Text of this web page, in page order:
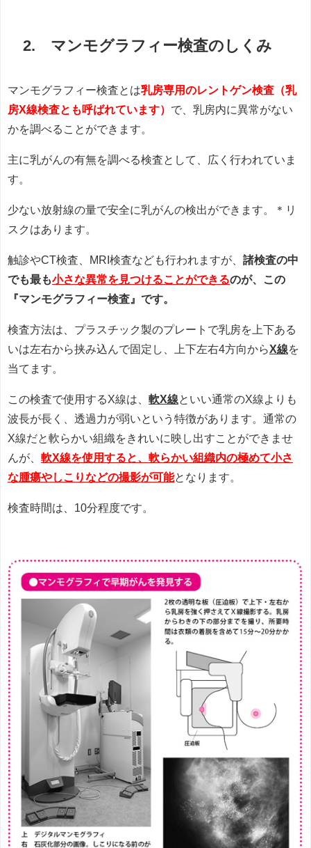
2. マンモグラフィー検査のしくみ
マンモグラフィー検査とは乳房専用のレントゲン検査（乳
房X線検査とも呼ばれています） で、乳房内に異常がない
かを調べることができます。
主に乳がんの有無を調べる検査として、広く行われていま
す。
少ない放射線の量で安全に乳がんの検出ができます 。＊リ
スクはあります。
触診やCT検査、MRI検査なども行われますが、 諸検査の中
でも最も小さな異常を見つけることができるのが、この
『マンモグラフィー検査』です。
検査方法は、プラスチック製のプレートで乳房を上下ある
いは左右から挟み込んで固定し、上下左右4方向からX線を
当てます。
この検査で使用するX線は、 軟X線といい通常のX線よりも
波長が長く、透過力が弱いという特徴があります。通常の
X線だと軟らかい組織をきれいに映し出すことができませ
んが、 軟X線を使用すると、軟らかい組織内の極めて小さ
な腫瘍やしこりなどの撮影が可能となります。
検査時間は、10分程度です。